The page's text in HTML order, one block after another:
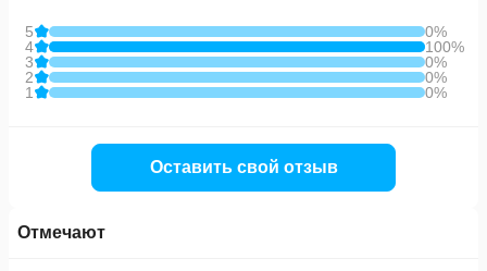
5
0%
4
100%
3
0%
2
0%
1
0%
Оставить свой отзыв
Отмечают